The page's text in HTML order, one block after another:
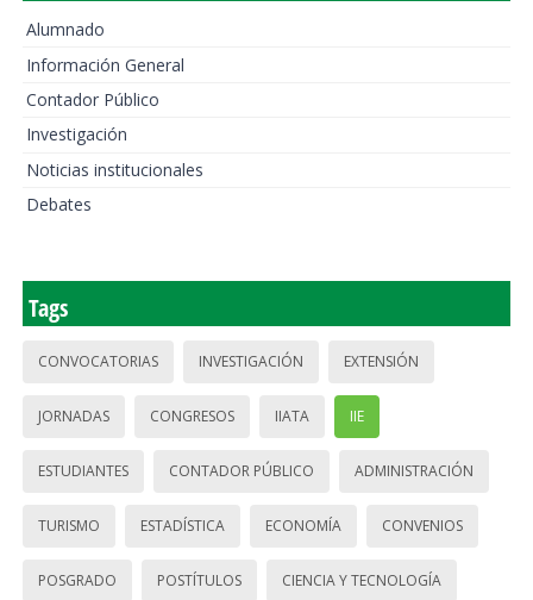
Alumnado
Información General
Contador Público
Investigación
Noticias institucionales
Debates
Tags
CONVOCATORIAS INVESTIGACIÓN EXTENSIÓN
JORNADAS CONGRESOS IIATA IIE
ESTUDIANTES CONTADOR PÚBLICO ADMINISTRACIÓN
TURISMO ESTADÍSTICA ECONOMÍA CONVENIOS
POSGRADO POSTÍTULOS CIENCIA Y TECNOLOGÍA